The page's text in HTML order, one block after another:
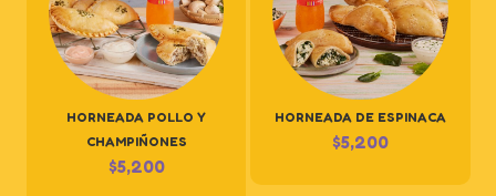
HORNEADA POLLO Y
CHAMPIÑONES
$5,200
HORNEADA DE ESPINACA
$5,200